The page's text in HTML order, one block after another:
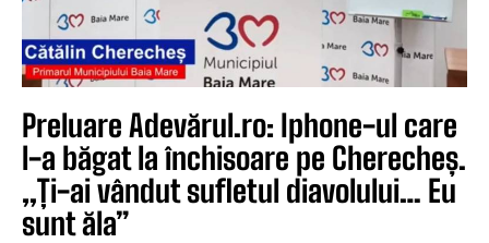
Preluare Adevărul.ro: Iphone-ul care
l-a băgat la închisoare pe Cherecheș.
„Ți-ai vândut sufletul diavolului… Eu
sunt ăla”